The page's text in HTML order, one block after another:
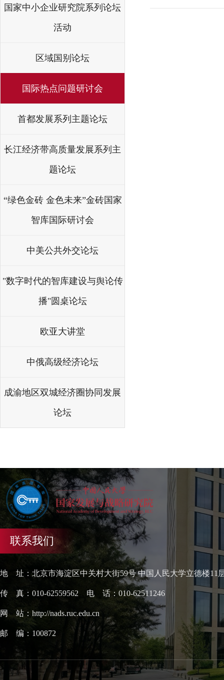
国家中小企业研究院系列论坛
活动
区域国别论坛
国际热点问题研讨会
首都发展系列主题论坛
长江经济带高质量发展系列主
题论坛
“绿色金砖 金色未来”金砖国家
智库国际研讨会
中美公共外交论坛
"数字时代的智库建设与舆论传
播"圆桌论坛
欧亚大讲堂
中俄高级经济论坛
成渝地区双城经济圈协同发展
论坛
联系我们
地 址：北京市海淀区中关村大街59号 中国人民大学立德楼11
传 真：010-62559562 电 话：010-62511246
网 站：http://nads.ruc.edu.cn
邮 编：100872